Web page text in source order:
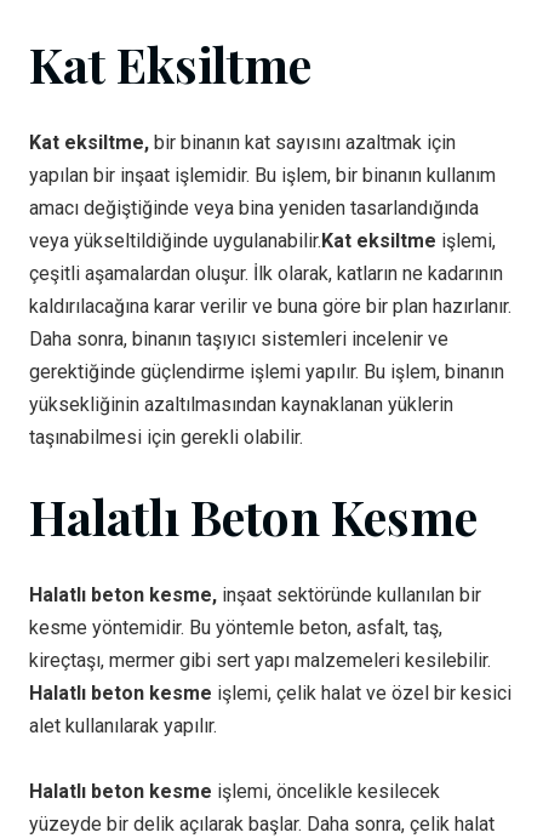
Kat Eksiltme
Kat eksiltme, bir binanın kat sayısını azaltmak için
yapılan bir inşaat işlemidir. Bu işlem, bir binanın kullanım
amacı değiştiğinde veya bina yeniden tasarlandığında
veya yükseltildiğinde uygulanabilir.Kat eksiltme işlemi,
çeşitli aşamalardan oluşur. İlk olarak, katların ne kadarının
kaldırılacağına karar verilir ve buna göre bir plan hazırlanır.
Daha sonra, binanın taşıyıcı sistemleri incelenir ve
gerektiğinde güçlendirme işlemi yapılır. Bu işlem, binanın
yüksekliğinin azaltılmasından kaynaklanan yüklerin
taşınabilmesi için gerekli olabilir.
Halatlı Beton Kesme
Halatlı beton kesme, inşaat sektöründe kullanılan bir
kesme yöntemidir. Bu yöntemle beton, asfalt, taş,
kireçtaşı, mermer gibi sert yapı malzemeleri kesilebilir.
Halatlı beton kesme işlemi, çelik halat ve özel bir kesici
alet kullanılarak yapılır.
Halatlı beton kesme işlemi, öncelikle kesilecek
yüzeyde bir delik açılarak başlar. Daha sonra, çelik halat